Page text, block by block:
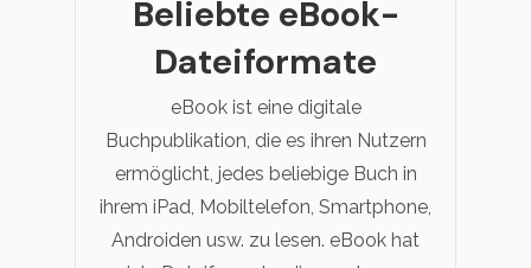
Beliebte eBook-
Dateiformate
eBook ist eine digitale
Buchpublikation, die es ihren Nutzern
ermöglicht, jedes beliebige Buch in
ihrem iPad, Mobiltelefon, Smartphone,
Androiden usw. zu lesen. eBook hat